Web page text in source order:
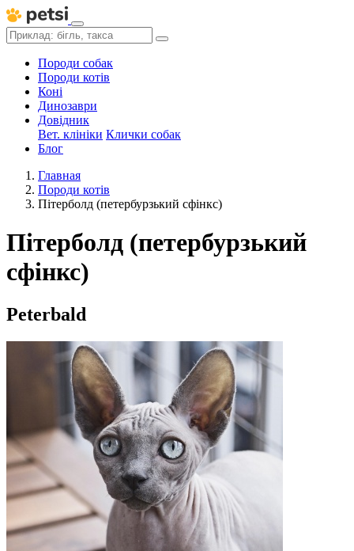
Породи собак
Породи котів
Коні
Динозаври
Довідник
Вет. клініки Клички собак
Блог
Главная
Породи котів
Пітерболд (петербурзький сфінкс)
Пітерболд (петербурзький
сфінкс)
Peterbald